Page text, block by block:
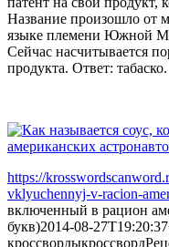
Название произошло от
языке племени Южной
Сейчас насчитывается
продукта. Ответ: табаско.
https://
vklyuchennyj-v-racion-
включенный в рацион
букв)2014-08-
кроссвордыкроссворд